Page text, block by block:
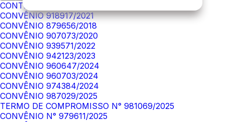
CONTRATO DE REPASSE 878807/2018
CONVÊNIO 918917/2021
CONVÊNIO 879656/2018
CONVÊNIO 907073/2020
CONVÊNIO 939571/2022
CONVÊNIO 942123/2023
CONVÊNIO 960647/2024
CONVÊNIO 960703/2024
CONVÊNIO 974384/2024
CONVÊNIO 987029/2025
TERMO DE COMPROMISSO N° 981069/2025
CONVÊNIO N° 979611/2025